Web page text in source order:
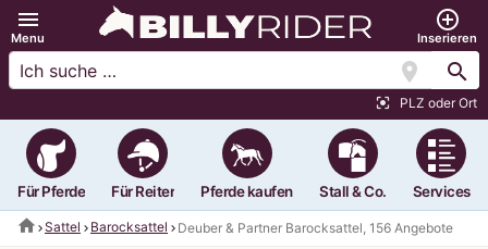
menu
Menu
add_circle_outline
Inserieren
location_on search
center_focus_strong PLZ oder Ort
Für Pferde Für Reiter Pferde kaufen Stall & Co. Services
home Sattel Barocksattel Deuber & Partner Barocksattel, 156 Angebote